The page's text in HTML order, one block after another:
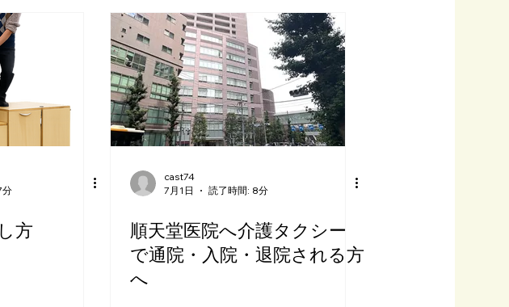
分
方
cast74
7月1日
読了時間: 8分
順天堂医院へ介護タクシー
で通院・入院・退院される方
へ